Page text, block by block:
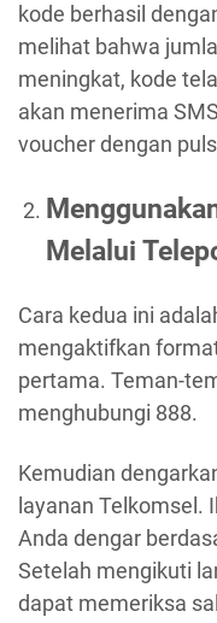
kode berhasil
melihat bahwa
meningkat, kode
akan menerima
voucher dengan
Melalui
Cara kedua ini
mengaktifkan
pertama. Teman-
menghubungi 888.
Kemudian
layanan Telkomsel.
Anda dengar
Setelah mengikuti
dapat memeriksa